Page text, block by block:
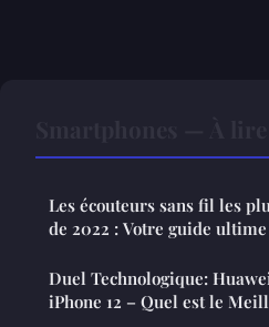
Les écouteurs sans fil les
de 2022 : Votre guide ultime
Duel Technologique:
iPhone 12 – Quel est le